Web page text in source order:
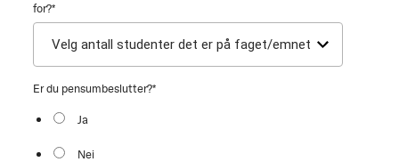
for?*
Er du pensumbeslutter?*
Ja
Nei